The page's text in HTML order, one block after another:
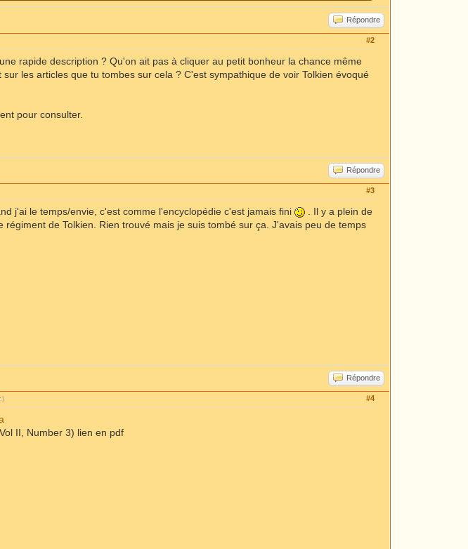
Répondre
#2
rapide description ? Qu'on ait pas à cliquer au petit bonheur la chance même
les articles que tu tombes sur cela ? C'est sympathique de voir Tolkien évoqué
pour consulter.
Répondre
#3
j'ai le temps/envie, c'est comme l'encyclopédie c'est jamais fini
. Il y a plein de
de Tolkien. Rien trouvé mais je suis tombé sur ça. J'avais peu de temps
Répondre
#4
.)
II, Number 3) lien en pdf